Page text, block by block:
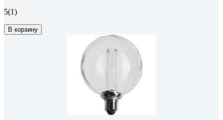
5(1)
В корзину